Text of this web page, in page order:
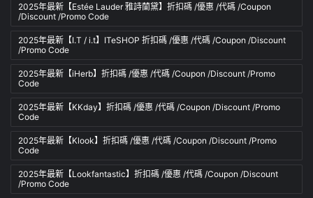
2025年最新【Estée Lauder 雅詩蘭黛】折扣碼 /優惠 /代碼 /Coupon
/Discount /Promo Code
2025年最新【I.T / i.t】ITeSHOP 折扣碼 /優惠 /代碼 /Coupon /Discount
/Promo Code
2025年最新【iHerb】折扣碼 /優惠 /代碼 /Coupon /Discount /Promo
Code
2025年最新【KKday】折扣碼 /優惠 /代碼 /Coupon /Discount /Promo
Code
2025年最新【Klook】折扣碼 /優惠 /代碼 /Coupon /Discount /Promo
Code
2025年最新【Lookfantastic】折扣碼 /優惠 /代碼 /Coupon /Discount
/Promo Code